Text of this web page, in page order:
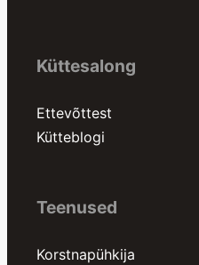
Küttesalong
Ettevõttest
Kütteblogi
Teenused
Korstnapühkija